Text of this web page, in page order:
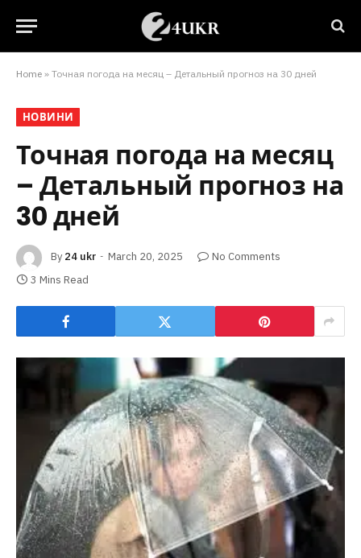
Home » Точная погода на месяц – Детальный прогноз на 30 дней
НОВИНИ
Точная погода на месяц
– Детальный прогноз на
30 дней
By 24 ukr March 20, 2025
No Comments
3 Mins Read